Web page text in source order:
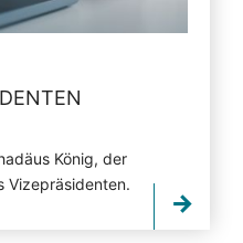
König, der
Vizepräsidenten.